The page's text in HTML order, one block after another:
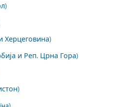
Херцеговина)
и Реп. Црна Гора)